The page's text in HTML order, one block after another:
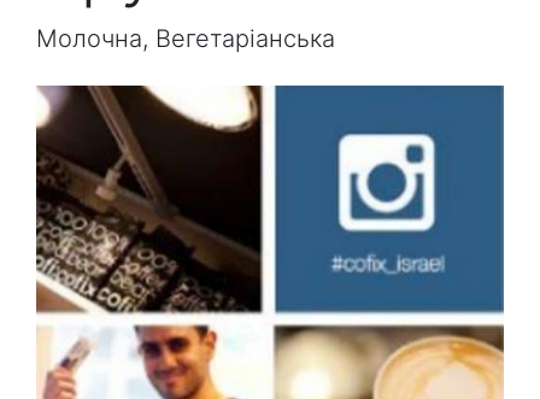
Молочна, Вегетаріанська